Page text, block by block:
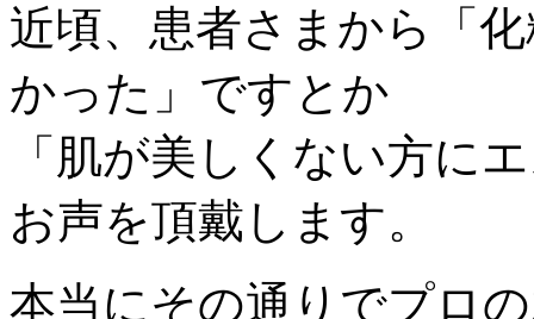
近頃、患者さまから「
かった」ですとか
「肌が美しくない方に
お声を頂戴します。
本当にその通りでプロ